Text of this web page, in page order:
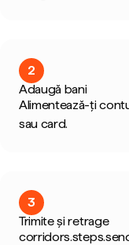
2
Adaugă bani
Alimentează-ți
sau card.
3
Trimite și retrage